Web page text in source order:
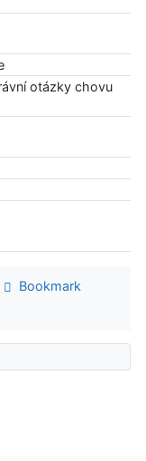
otázky chovu
Bookmark